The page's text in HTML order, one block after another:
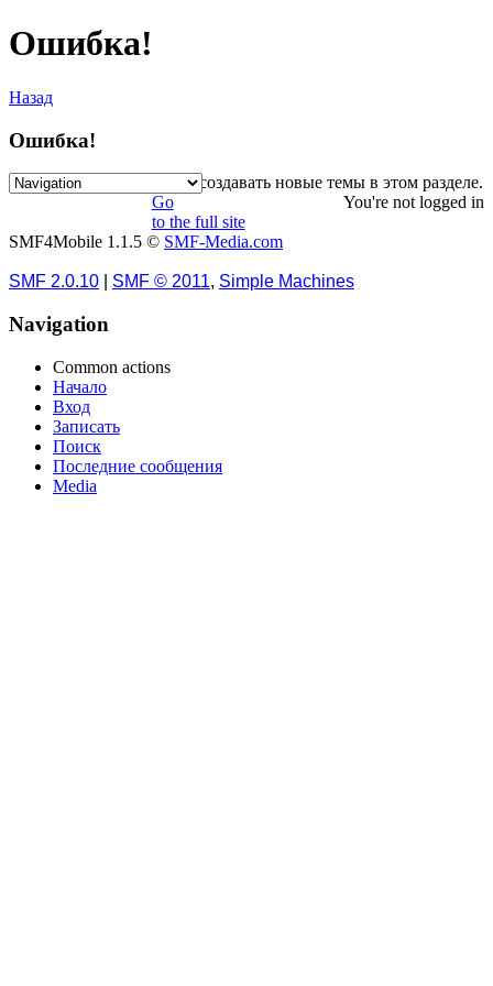
Ошибка!
Назад
Ошибка!
Извините, но вам нельзя создавать новые темы в этом разделе.
You're not logged in
Go
to the full site
SMF4Mobile 1.1.5 © SMF-Media.com
SMF 2.0.10 SMF © 2011, Simple Machines
Navigation
Common actions
Начало
Вход
Записать
Поиск
Последние сообщения
Media